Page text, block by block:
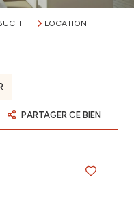
LOCATION
PARTAGER CE BIEN